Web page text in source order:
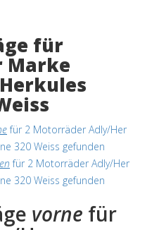
für
Marke
für 2 Motorräder Adly/Her
320 Weiss gefunden
für 2 Motorräder Adly/Her
320 Weiss gefunden
vorne für